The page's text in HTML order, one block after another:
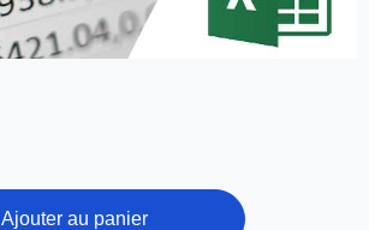
Ajouter au panier